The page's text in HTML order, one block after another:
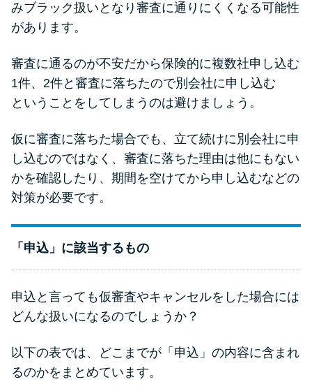
みブラック扱いとなり審査に通りにくくなる可能性
があります。
審査に通るのが不安だから保険的に複数社申し込む
1件、2件と審査に落ちたので別会社に申し込む
ということをしてしまうのは避けましょう。
仮に審査に落ちた場合でも、立て続けに別会社に申
し込むのではなく、審査に落ちた理由は他にもない
かを確認したり、期間を空けてから申し込むなどの
対策が必要です。
「申込」に該当するもの
申込と言っても仮審査やキャンセルをした場合には
どんな扱いになるのでしょうか？
以下の表では、どこまでが「申込」の内容に含まれ
るのかをまとめています。